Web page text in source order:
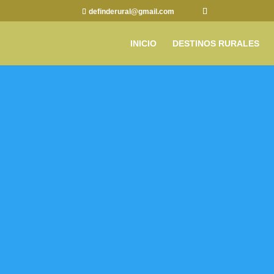
definderural@gmail.com
INICIO DESTINOS RURALES